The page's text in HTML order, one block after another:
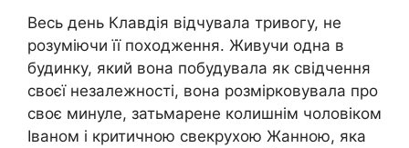
Весь день Клавдія відчувала тривогу, не
розуміючи її походження. Живучи одна в
будинку, який вона побудувала як свідчення
своєї незалежності, вона розмірковувала про
своє минуле, затьмарене колишнім чоловіком
Іваном і критичною свекрухою Жанною, яка